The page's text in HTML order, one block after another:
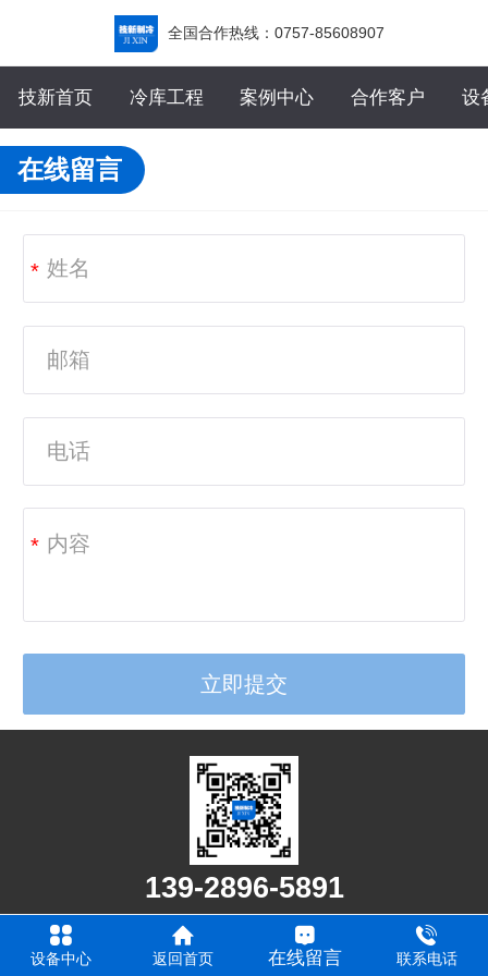
全国合作热线：0757-85608907
技新首页 冷库工程 案例中心 合作客户 设
在线留言
*
*
139-2896-5891
©佛山市南海技新制冷设备厂所有版权所有
粤ICP备18155612号-1
设备中心 返回首页 在线留言 联系电话